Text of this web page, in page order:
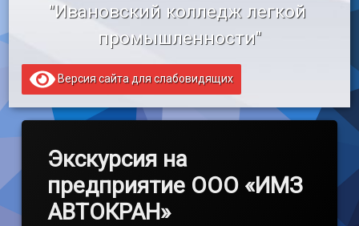
"Ивановский колледж легкой
промышленности"
Версия сайта для слабовидящих
Экскурсия на
предприятие ООО «ИМЗ
АВТОКРАН»